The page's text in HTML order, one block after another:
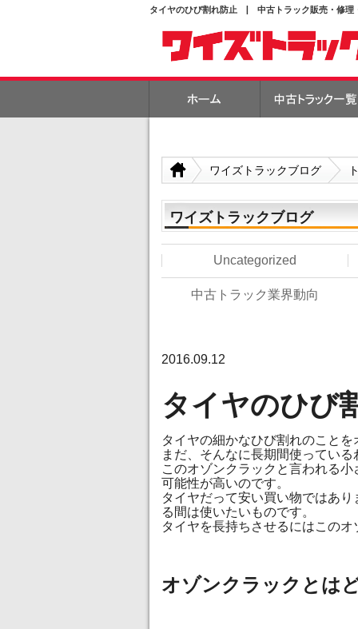
タイヤのひび割れ防止 | 中古トラック販売・修理
ワイズトラックブログ
ワイズトラックブログ
Uncategorized
中古トラック業界動向
2016.09.12
タイヤのひび
タイヤの細かなひび割れのこと
まだ、そんなに長期間使ってい
このオゾンクラックと言われる
可能性が高いのです。
タイヤだって安い買い物ではあ
る間は使いたいものです。
タイヤを長持ちさせるにはこの
オゾンクラックとは